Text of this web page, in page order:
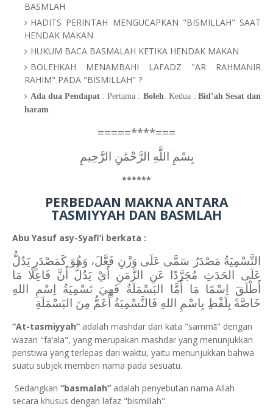
BASMLAH
HADITS PERINTAH MENGUCAPKAN "BISMILLAH" SAAT
HENDAK MAKAN
HUKUM BACA BASMALAH KETIKA HENDAK MAKAN
BOLEHKAH MENAMBAHI LAFADZ "AR RAHMANIR
RAHIM" PADA "BISMILLAH" ?
Ada dua Pendapat : Pertama : Boleh. Kedua : Bid’ah Sesat dan
haram.
===****=====
بِسْمِ اللَّهِ الرَّحْمَٰنِ الرَّحِيمِ
******
PERBEDAAN MAKNA ANTARA
TASMIYYAH DAN BASMLAH
Abu Yasuf asy-Syafi’i berkata :
التَّسْمِيَةُ مَصْدَرُ سَمَّى عَلَى وَزْنِ فَعَّلَ، وَهُوَ كَمَصْدَرٍ يَدُلُّ
عَلَى الحَدَثِ مُجَرَّدًا عَنِ الزَّمَنِ أَيْ يَدُلُّ أَنَّ فَاعِلًا مَا
أَطْلَقَ اِسْمًا مَا أَمَّا البَسْمَلَةُ فَهِيَ تَسْمِيَةُ اِسْمِ اللهِ
خَاصَّةً بِلَفْظِ بِاسْمِ اللهِ فَالتَّسْمِيَةُ أَعَمُّ مِنَ البَسْمَلَةِ
“At-tasmiyyah” adalah mashdar dari kata "sammā" dengan
wazan "fa’ala", yang merupakan mashdar yang menunjukkan
peristiwa yang terlepas dari waktu, yaitu menunjukkan bahwa
suatu subjek memberi nama pada sesuatu.
Sedangkan “basmalah” adalah penyebutan nama Allah
secara khusus dengan lafaz "bismillah".